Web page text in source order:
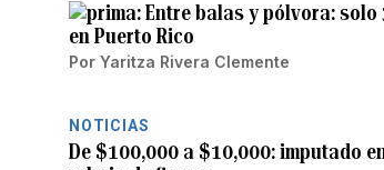
Entre balas y pólvora:
en Puerto Rico
Por Yaritza Rivera Clemente
NOTICIAS
De $100,000 a $10,000: imputado